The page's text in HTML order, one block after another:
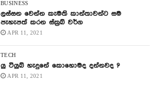
BUSINESS
ලස්සන වෙන්න කැමති කාන්තාවන්ට සම
පැහැපත් කරන ස්ක්‍රබ් වර්ග
APR 11, 2021
TECH
යු ටියුබ් හැදුනේ කොහොමද දන්නවද ?
APR 11, 2021